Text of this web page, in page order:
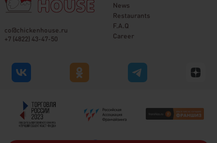
co@chickenhouse.ru
+7 (4822) 43-47-50
News
Restaurants
F.A.Q
Career